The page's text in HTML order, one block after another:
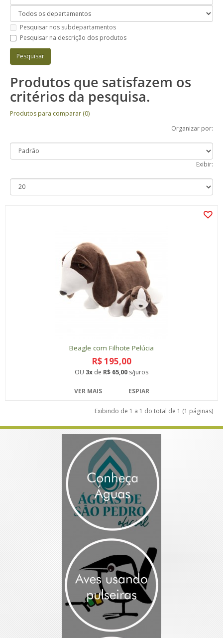
Pesquisar nos subdepartamentos
Pesquisar na descrição dos produtos
Produtos que satisfazem os
critérios da pesquisa.
Produtos para comparar (0)
Organizar por:
Exibir:
Beagle com Filhote Pelúcia
R$ 195,00
OU 3x de R$ 65,00 s/juros
VER MAIS ESPIAR
Exibindo de 1 a 1 do total de 1 (1 páginas)